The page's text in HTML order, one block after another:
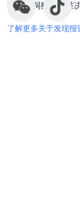
现深度洞察与精准
了解更多关于发现报